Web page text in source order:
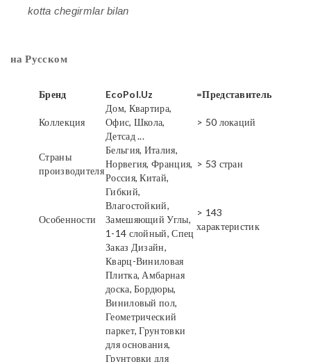
kotta chegirmlar bilan
на Русском
Бренд EcoPol.Uz =Представитель
Коллекция
Дом, Квартира,
Офис, Школа,
Детсад ...
> 50 локаций
Страны
производителя
Бельгия, Италия,
Норвегия, Франция,
Россия, Китай,
> 53 стран
Особенности
Гибкий,
Влагостойкий,
Замешяющий Углы,
1-14 слойный, Спец
Заказ Дизайн,
> 143
характеристик
Кварц-Виниловая
Плитка, Амбарная
доска, Бордюры,
Виниловый пол,
Геометрический
паркет, Грунтовки
для основания,
Грунтовки для